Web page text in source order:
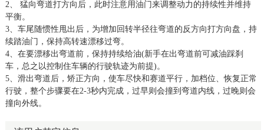
2、 猛向弯道打方向后，此时注意用油门来调整动力的持续性并维持
平衡。
3、车尾随惯性甩出后，为增加回转半径往弯道的反方向打方向盘，持
续踏油门，保持高转速漂移过弯。
4、在要漂移出弯道前，保持持续给油(新手在出弯道前可减油踩刹
车，总之以控制住车辆的行驶轨迹为前提)。
5、滑出弯道后，矫正方向，使车尽快和赛道平行，加档位、恢复正常
行驶，整个步骤要在2-3秒内完成，过早则会撞到弯道内线，过晚则会
撞向外线。